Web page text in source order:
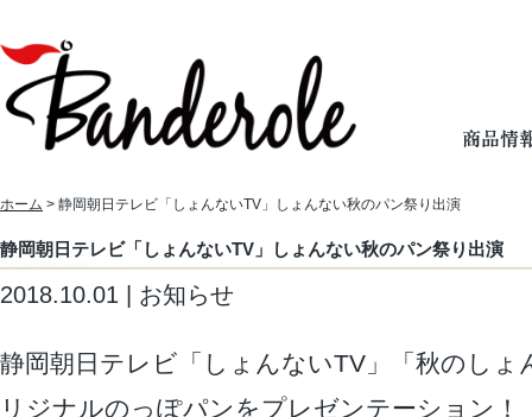
ホーム > 静岡朝日テレビ「しょんないTV」しょんない秋のパン祭り出演
静岡朝日テレビ「しょんないTV」しょんない秋のパン祭り出演
2018.10.01 | お知らせ
静岡朝日テレビ「しょんないTV」「秋のしょ
リジナルのっぽパンをプレゼンテーション！